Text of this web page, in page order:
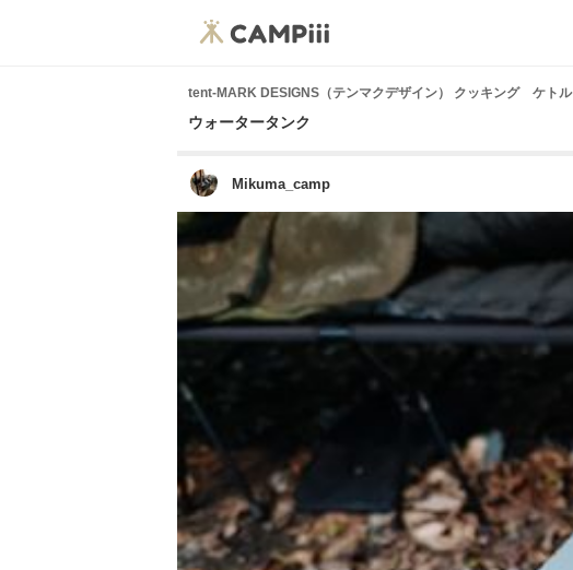
tent-MARK DESIGNS（テンマクデザイン） クッキング ケトル
ウォータータンク
Mikuma_camp